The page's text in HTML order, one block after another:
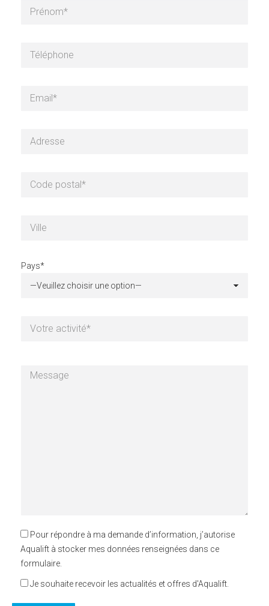
Pays*
Pour répondre à ma demande d’information, j’autorise
Aqualift à stocker mes données renseignées dans ce
formulaire.
Je souhaite recevoir les actualités et offres d'Aqualift.